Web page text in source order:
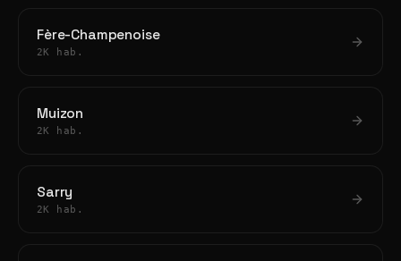
Fère-Champenoise
2K hab.
Muizon
2K hab.
Sarry
2K hab.